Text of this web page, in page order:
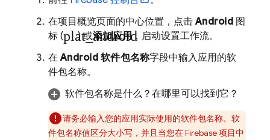
在项目概览页面的中心位置，点击Android图
标 (plat_android
) 或添加应用，启动设置工作流。
在Android 软件包名称字段中输入应用的软
件包名称。
软件包名称是什么？在哪里可以找到它？
请务必输入您的应用实际使用的软件包名称。软
件包名称值区分大小写，并且当您在 Firebase 项目中